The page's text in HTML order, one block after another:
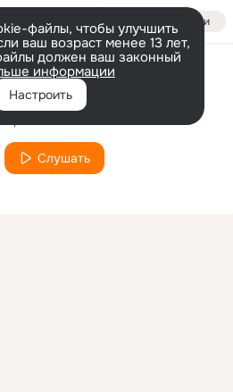
Войти
файлы, чтобы улучшить
ваш возраст менее 13 лет,
должен ваш законный
информации
Настроить
йцук
Слушать